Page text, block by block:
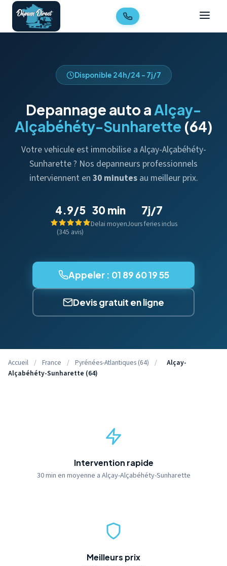
Disponible 24h/24 - 7j/7
Depannage auto aAlçay-
Alçabéhéty-Sunharette (64)
Votre vehicule est immobilise a Alçay-Alçabéhéty-
Sunharette ? Nos depanneurs professionnels
interviennent en 30 minutesau meilleur prix.
4.9/5
(345 avis)
30 min
Delai moyen
7j/7
Jours feries inclus
Appeler : 01 89 60 19 55
Devis gratuit en ligne
Accueil / France / Pyrénées-Atlantiques (64) /
Alçay-
Alçabéhéty-Sunharette (64)
Intervention rapide
30 min en moyenne a Alçay-Alçabéhéty-Sunharette
Meilleurs prix